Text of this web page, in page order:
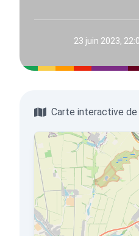
23 juin 2023,
Carte interactive